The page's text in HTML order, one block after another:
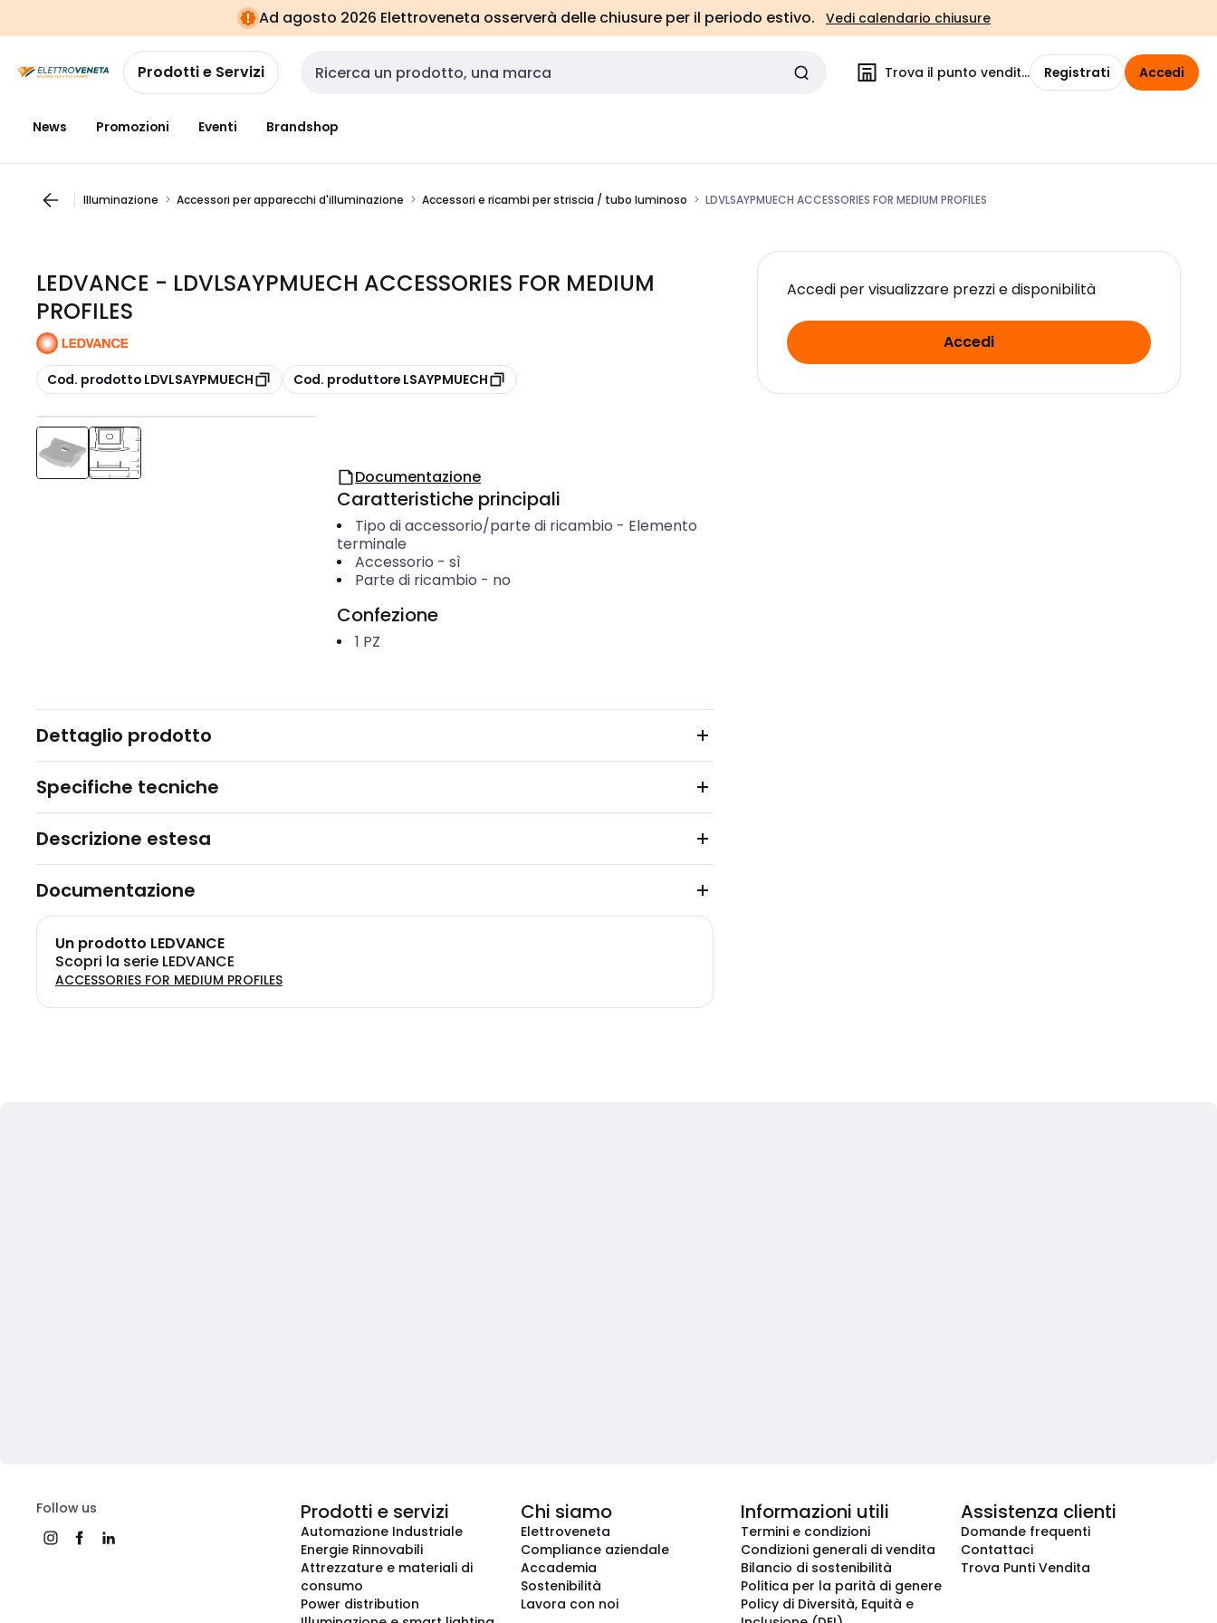
navigazionealla
pagina
Ad agosto 2026 Elettroveneta osserverà delle chiusure per il periodo estivo. Vedi calendario chiusure
Prodotti e Servizi Cerca input Trova il punto vendita Registrati Accedi
News Promozioni Eventi Brandshop
Illuminazione Accessori per apparecchi d'illuminazione Accessori e ricambi per striscia / tubo luminoso LDVLSAYPMUECH ACCESSORIES FOR MEDIUM PROFILES
LEDVANCE - LDVLSAYPMUECH ACCESSORIES FOR MEDIUM
PROFILES
copia
Cod. prodotto LDVLSAYPMUECH copia
Cod. produttore LSAYPMUECH
Accedi per visualizzare prezzi e disponibilità
Accedi
Documentazione
Caratteristiche principali
Tipo di accessorio/parte di ricambio - Elemento
terminale
Accessorio - sì
Parte di ricambio - no
Confezione
1 PZ
Dettaglio prodotto
Specifiche tecniche
Descrizione estesa
Documentazione
Un prodotto LEDVANCE
Scopri la serie LEDVANCE
ACCESSORIES FOR MEDIUM PROFILES
Follow us Prodotti e servizi
Automazione Industriale
Energie Rinnovabili
Attrezzature e materiali di
consumo
Power distribution
Chi siamo
Elettroveneta
Compliance aziendale
Accademia
Sostenibilità
Lavora con noi
Informazioni utili
Termini e condizioni
Condizioni generali di vendita
Bilancio di sostenibilità
Politica per la parità di genere
Policy di Diversità, Equità e
Assistenza clienti
Domande frequenti
Contattaci
Trova Punti Vendita